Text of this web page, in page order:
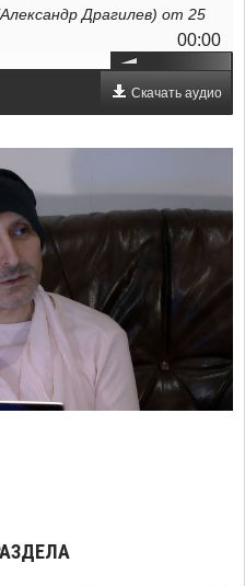
Драгилев) от 25
00:00
Скачать аудио